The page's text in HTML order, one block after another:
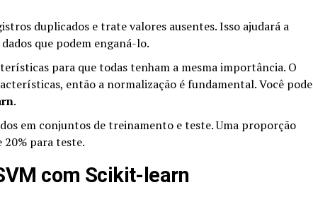
duplicados e trate valores ausentes. Isso ajudará a
que podem enganá-lo.
para que todas tenham a mesma importância. O
então a normalização é fundamental. Você pode
.
em conjuntos de treinamento e teste. Uma proporção
para teste.
com Scikit-learn